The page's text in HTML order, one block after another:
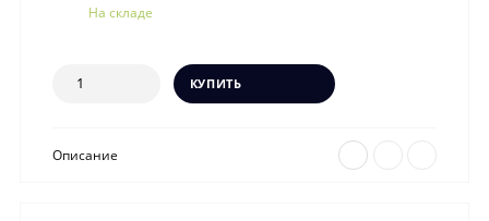
На складе
КУПИТЬ
Описание